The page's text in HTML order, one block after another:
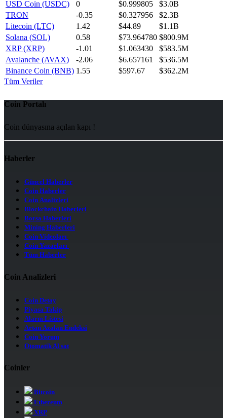
USD Coin (USDC)
0 $0.999805
$3.0B
TRON
-0.35 $0.327956
$2.3B
Litecoin (LTC)
1.42 $44.89
$1.1B
Solana (SOL)
0.58 $73.964780 $800.9M
XRP (XRP)
-1.01 $1.063430
$583.5M
Avalanche (AVAX)
-2.06 $6.657161
$536.5M
Binance Coin (BNB) 1.55 $597.67
$362.2M
Tüm Veriler
Coin Portalı
Coin dünyasına açılan kapı !
Haberler
Güncel Haberler
Coin Haberler
Coin Analizleri
Blockchain Haberleri
Borsa Haberleri
Mining Haberleri
Coin Videoları
Coin Yazarları
Tüm Haberler
Coin Analizleri
Coin Detay
Piyasa Takip
Alarm Listesi
Artan Azalan Endeksi
Coin Yorum
Otomatik Al sat
Coinler
Bitcoin
Ethereum
XRP